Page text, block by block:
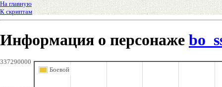
На главную
К скриптам
Информация о персонаже
337290000
Боевой